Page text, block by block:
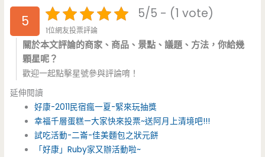
5 5/5 - (1 vote)
1位網友投票評論
關於本文評論的商家、商品、景點、議題、方法，你給幾
顆星呢？
歡迎一起點擊星號參與評論唷！
延伸閱讀
好康-2011民宿瘋一夏-緊來玩抽獎
幸福千層蛋糕—大家快來投票~送阿月上清境吧!!!
試吃活動-二崙-佳美麵包之狀元餅
「好康」Ruby家又辦活動啦~